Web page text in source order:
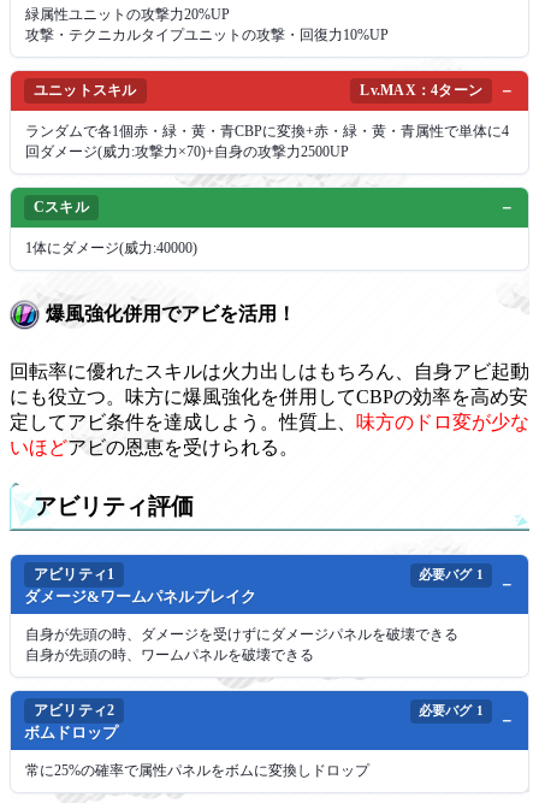
緑属性ユニットの攻撃力20%UP
攻撃・テクニカルタイプユニットの攻撃・回復力10%UP
ユニットスキル Lv.MAX：4ターン
ランダムで各1個赤・緑・黄・青CBPに変換+赤・緑・黄・青属性で単体に4
回ダメージ(威力:攻撃力×70)+自身の攻撃力2500UP
Cスキル
1体にダメージ(威力:40000)
爆風強化併用でアビを活用！
回転率に優れたスキルは火力出しはもちろん、自身アビ起動
にも役立つ。味方に爆風強化を併用してCBPの効率を高め安
定してアビ条件を達成しよう。性質上、 味方のドロ変が少な
いほどアビの恩恵を受けられる。
アビリティ評価
アビリティ1 必要バグ 1
ダメージ&ワームパネルブレイク
自身が先頭の時、ダメージを受けずにダメージパネルを破壊できる
自身が先頭の時、ワームパネルを破壊できる
アビリティ2 必要バグ 1
ボムドロップ
常に25%の確率で属性パネルをボムに変換しドロップ